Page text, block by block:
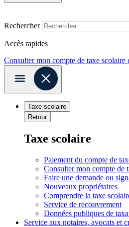
Rechercher
Accès rapides
Consulter mon compte de taxe
Taxe scolaire
Retour
Taxe scolaire
Paiement du compte de
Consulter mon compte de
Faire une demande ou
Nouveaux propriétaires
Comprendre la taxe
Service de recouvrement
Données publiques de
Service aux notaires, avocats et